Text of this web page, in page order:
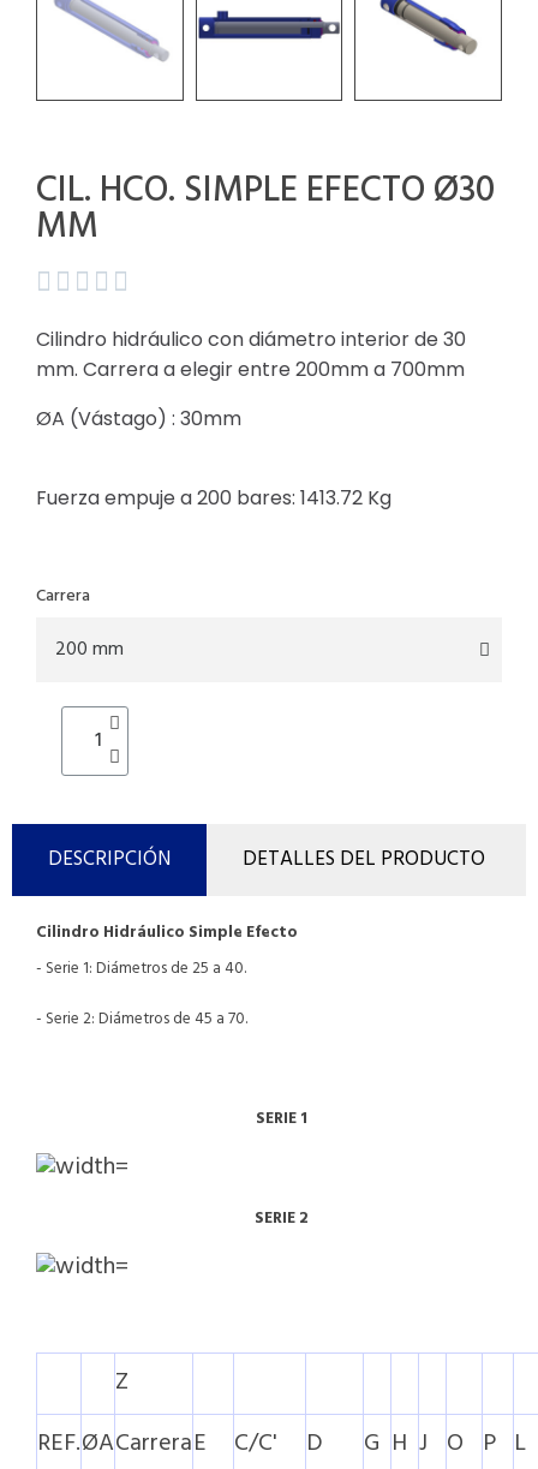
CIL. HCO. SIMPLE EFECTO Ø30
MM
    
Cilindro hidráulico con diámetro interior de 30
mm. Carrera a elegir entre 200mm a 700mm
ØA (Vástago) : 30mm
Fuerza empuje a 200 bares: 1413.72 Kg
Carrera
DESCRIPCIÓN DETALLES DEL PRODUCTO
Cilindro Hidráulico Simple Efecto
- Serie 1: Diámetros de 25 a 40.
- Serie 2: Diámetros de 45 a 70.
SERIE 1
SERIE 2
Z
REF.ØACarreraE C/C' D G H J O P L